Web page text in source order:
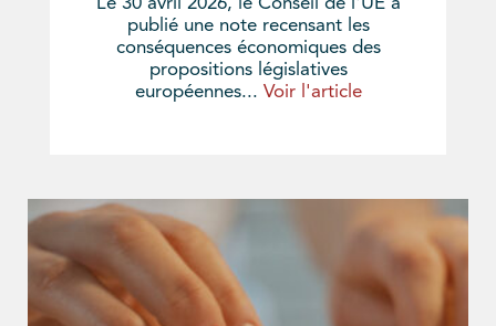
Le 30 avril 2026, le Conseil de l'UE a
publié une note recensant les
conséquences économiques des
propositions législatives
européennes... Voir l'article